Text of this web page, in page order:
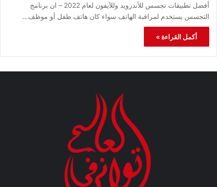
أفضل تطبيقات تجسس للأندرويد وللآيفون لعام 2022 – ان برنامج
التجسس يستخدم لمراقبة الهاتف سواء كان هاتف طفل أو موظف…
أكمل القراءة »